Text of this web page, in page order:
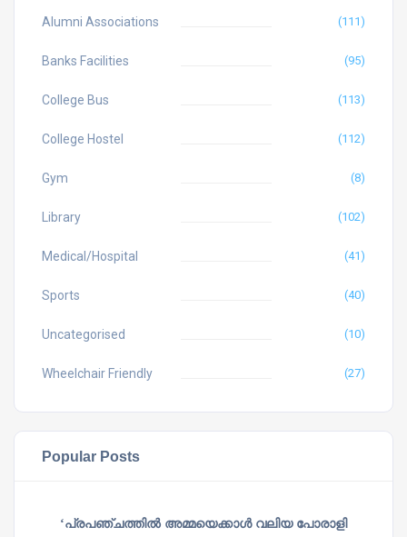
Alumni Associations (111)
Banks Facilities (95)
College Bus (113)
College Hostel (112)
Gym (8)
Library (102)
Medical/Hospital (41)
Sports (40)
Uncategorised (10)
Wheelchair Friendly (27)
Popular Posts
‘പ്രപഞ്ചത്തില്‍ അമ്മയെക്കാള്‍ വലിയ പോരാളി